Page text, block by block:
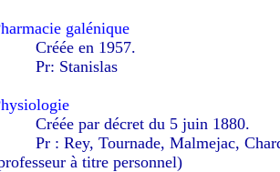
galénique
Créée en 1957.
Pr: Stanislas
Créée par décret du 5 juin 1880.
Pr : Rey, Tournade, Malmejac,
à titre personnel)